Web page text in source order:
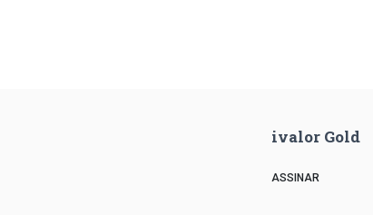
ivalor Gold
ASSINAR